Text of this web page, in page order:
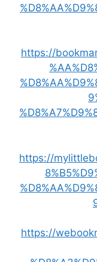
https://
https://
https://